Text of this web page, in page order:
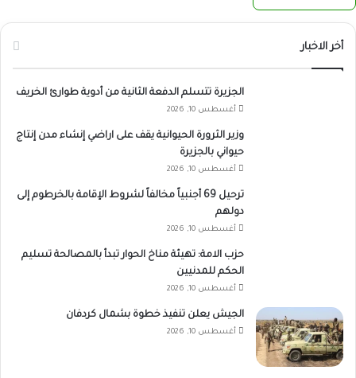
أخر الاخبار
الجزيرة تتسلم الدفعة الثانية من أدوية طوارئ الخريف
أغسطس 10, 2026
وزير الثرورة الحيوانية يقف على اراضي إنشاء مدن إنتاج
حيواني بالجزيرة
أغسطس 10, 2026
ترحيل 69 أجنبياً مخالفاً لشروط الإقامة بالخرطوم إلى
دولهم
أغسطس 10, 2026
حزب الامة: تهيئة مناخ الحوار تبدأ بالمصالحة تسليم
الحكم للمدنيين
أغسطس 10, 2026
الجيش يعلن تنفيذ خطوة بشمال كردفان
أغسطس 10, 2026